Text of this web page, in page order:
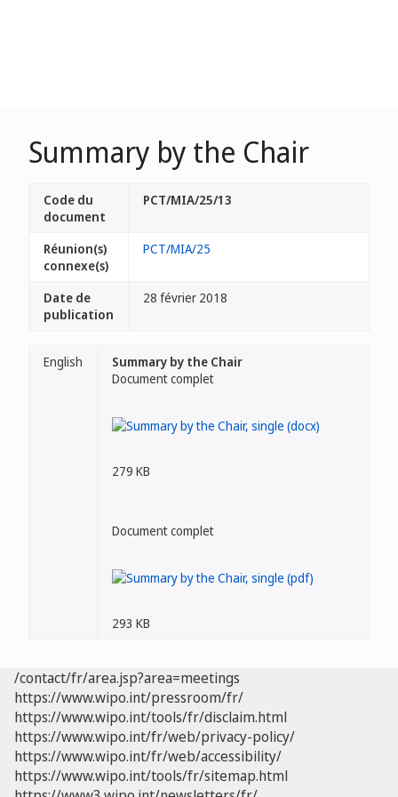
Summary by the Chair
Code du
document
PCT/MIA/25/13
Réunion(s)
connexe(s)
PCT/MIA/25
Date de
publication
28 février 2018
English
Summary by the Chair
Document complet
279 KB
Document complet
293 KB
/contact/fr/area.jsp?area=meetings
https://www.wipo.int/pressroom/fr/
https://www.wipo.int/tools/fr/disclaim.html
https://www.wipo.int/fr/web/privacy-policy/
https://www.wipo.int/fr/web/accessibility/
https://www.wipo.int/tools/fr/sitemap.html